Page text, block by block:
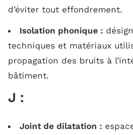
d’éviter tout effondrement.
Isolation phonique :
techniques et matériaux
propagation des bruits à
bâtiment.
J :
Joint de dilatation :